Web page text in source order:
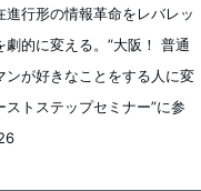
進行形の情報革命をレバレッ
劇的に変える。”大阪！ 普通
ンが好きなことをする人に変
ストステップセミナー”に参